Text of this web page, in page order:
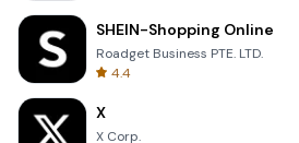
SHEIN-Shopping Online
Roadget Business PTE. LTD.
4.4
X
X Corp.